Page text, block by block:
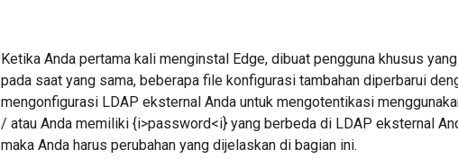
Ketika Anda pertama kali menginstal Edge, dibuat pengguna khusus
pada saat yang sama, beberapa file konfigurasi tambahan diperbarui
mengonfigurasi LDAP eksternal Anda untuk mengotentikasi
/ atau Anda memiliki {i>password<i} yang berbeda di LDAP eksternal
maka Anda harus perubahan yang dijelaskan di bagian ini.